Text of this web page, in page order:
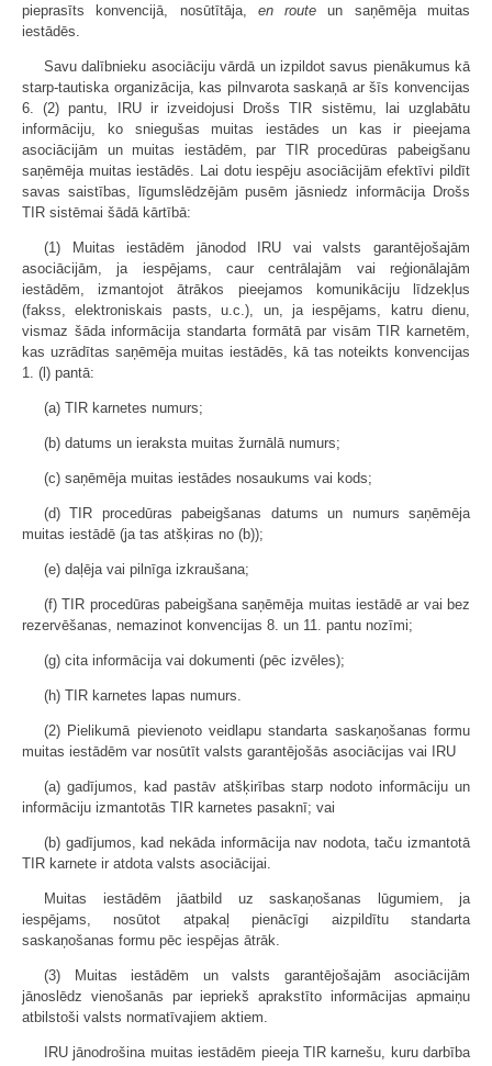
pieprasīts konvencijā, nosūtītāja, en route un saņēmēja muitas
iestādēs.
Savu dalībnieku asociāciju vārdā un izpildot savus pienākumus kā
starp-tautiska organizācija, kas pilnvarota saskaņā ar šīs konvencijas
6. (2) pantu, IRU ir izveidojusi Drošs TIR sistēmu, lai uzglabātu
informāciju, ko sniegušas muitas iestādes un kas ir pieejama
asociācijām un muitas iestādēm, par TIR procedūras pabeigšanu
saņēmēja muitas iestādēs. Lai dotu iespēju asociācijām efektīvi pildīt
savas saistības, līgumslēdzējām pusēm jāsniedz informācija Drošs
TIR sistēmai šādā kārtībā:
(1) Muitas iestādēm jānodod IRU vai valsts garantējošajām
asociācijām, ja iespējams, caur centrālajām vai reģionālajām
iestādēm, izmantojot ātrākos pieejamos komunikāciju līdzekļus
(fakss, elektroniskais pasts, u.c.), un, ja iespējams, katru dienu,
vismaz šāda informācija standarta formātā par visām TIR karnetēm,
kas uzrādītas saņēmēja muitas iestādēs, kā tas noteikts konvencijas
1. (l) pantā:
(a) TIR karnetes numurs;
(b) datums un ieraksta muitas žurnālā numurs;
(c) saņēmēja muitas iestādes nosaukums vai kods;
(d) TIR procedūras pabeigšanas datums un numurs saņēmēja
muitas iestādē (ja tas atšķiras no (b));
(e) daļēja vai pilnīga izkraušana;
(f) TIR procedūras pabeigšana saņēmēja muitas iestādē ar vai bez
rezervēšanas, nemazinot konvencijas 8. un 11. pantu nozīmi;
(g) cita informācija vai dokumenti (pēc izvēles);
(h) TIR karnetes lapas numurs.
(2) Pielikumā pievienoto veidlapu standarta saskaņošanas formu
muitas iestādēm var nosūtīt valsts garantējošās asociācijas vai IRU
(a) gadījumos, kad pastāv atšķirības starp nodoto informāciju un
informāciju izmantotās TIR karnetes pasaknī; vai
(b) gadījumos, kad nekāda informācija nav nodota, taču izmantotā
TIR karnete ir atdota valsts asociācijai.
Muitas iestādēm jāatbild uz saskaņošanas lūgumiem, ja
iespējams, nosūtot atpakaļ pienācīgi aizpildītu standarta
saskaņošanas formu pēc iespējas ātrāk.
(3) Muitas iestādēm un valsts garantējošajām asociācijām
jānoslēdz vienošanās par iepriekš aprakstīto informācijas apmaiņu
atbilstoši valsts normatīvajiem aktiem.
IRU jānodrošina muitas iestādēm pieeja TIR karnešu, kuru darbība